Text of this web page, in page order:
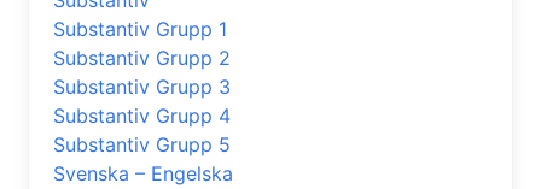
Substantiv Grupp 1
Substantiv Grupp 2
Substantiv Grupp 3
Substantiv Grupp 4
Substantiv Grupp 5
Svenska – Engelska